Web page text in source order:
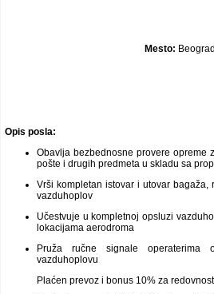
Mesto: Beograd
Opis posla:
Obavlja bezbednosne provere opreme
pošte i drugih predmeta u skladu sa
Vrši kompletan istovar i utovar bagaža,
vazduhoplov
Učestvuje u kompletnoj opsluzi
lokacijama aerodroma
Pruža ručne signale operaterima
vazduhoplovu
Plaćen prevoz i bonus 10% za redovnost